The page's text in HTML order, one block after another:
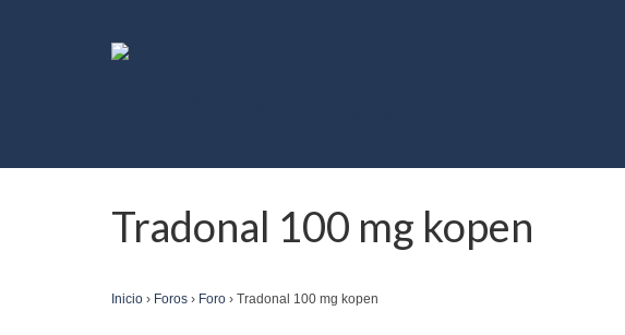
Tradonal 100 mg kopen
Inicio › Foros › Foro › Tradonal 100 mg kopen